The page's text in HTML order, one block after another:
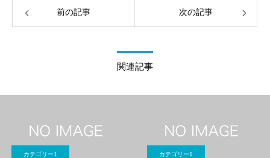
前の記事 次の記事
関連記事
カテゴリー1 カテゴリー1